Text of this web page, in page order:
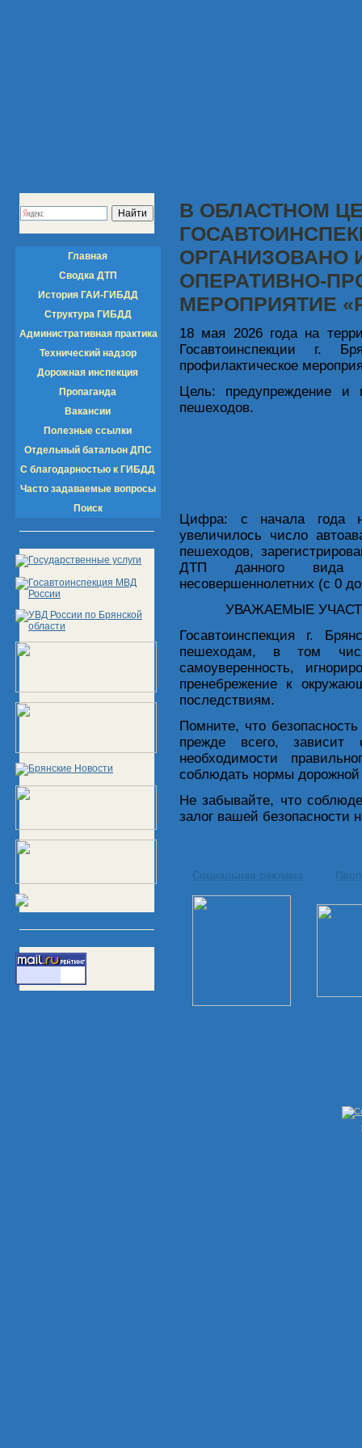
Главная
Сводка ДТП
История ГАИ-ГИБДД
Структура ГИБДД
Административная практика
Технический надзор
Дорожная инспекция
Пропаганда
Вакансии
Полезные ссылки
Отдельный батальон ДПС
С благодарностью к ГИБДД
Часто задаваемые вопросы
Поиск
В ОБЛАСТНОМ
ОРГАНИЗОВАНО
ОПЕРАТИВНО-
МЕРОПРИЯТИЕ
18 мая 2026 года на
Госавтоинспекции г.
профилактическое
Цель: предупреждение и
пешеходов.
Цифра: с начала года
увеличилось число
пешеходов,
ДТП данного вида
несовершеннолетних (с 0
УВАЖАЕМЫЕ
Госавтоинспекция г.
пешеходам, в том
самоуверенность,
пренебрежение к
последствиям.
Помните, что
прежде всего, зависит
необходимости
соблюдать нормы дорожной
Не забывайте, что
залог вашей безопасности